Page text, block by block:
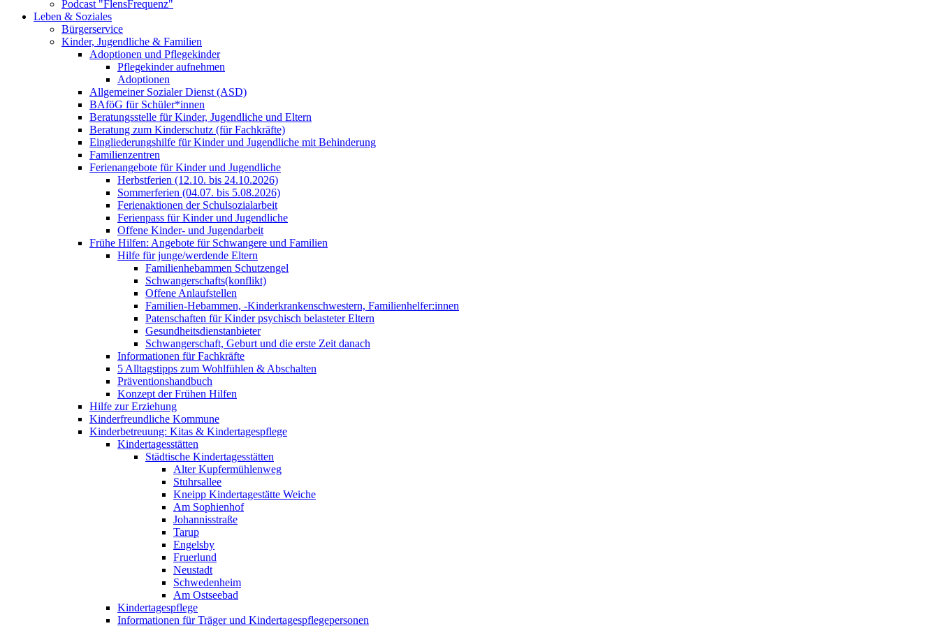
Podcast "FlensFrequenz"
Leben & Soziales
Bürgerservice
Kinder, Jugendliche & Familien
Adoptionen und Pflegekinder
Pflegekinder aufnehmen
Adoptionen
Allgemeiner Sozialer Dienst (ASD)
BAföG für Schüler*innen
Beratungsstelle für Kinder, Jugendliche und Eltern
Beratung zum Kinderschutz (für Fachkräfte)
Eingliederungshilfe für Kinder und Jugendliche mit Behinderung
Familienzentren
Ferienangebote für Kinder und Jugendliche
Herbstferien (12.10. bis 24.10.2026)
Sommerferien (04.07. bis 5.08.2026)
Ferienaktionen der Schulsozialarbeit
Ferienpass für Kinder und Jugendliche
Offene Kinder- und Jugendarbeit
Frühe Hilfen: Angebote für Schwangere und Familien
Hilfe für junge/werdende Eltern
Familienhebammen Schutzengel
Schwangerschafts(konflikt)
Offene Anlaufstellen
Familien-Hebammen, -Kinderkrankenschwestern, Familienhelfer:innen
Patenschaften für Kinder psychisch belasteter Eltern
Gesundheitsdienstanbieter
Schwangerschaft, Geburt und die erste Zeit danach
Informationen für Fachkräfte
5 Alltagstipps zum Wohlfühlen & Abschalten
Präventionshandbuch
Konzept der Frühen Hilfen
Hilfe zur Erziehung
Kinderfreundliche Kommune
Kinderbetreuung: Kitas & Kindertagespflege
Kindertagesstätten
Städtische Kindertagesstätten
Alter Kupfermühlenweg
Stuhrsallee
Kneipp Kindertagestätte Weiche
Am Sophienhof
Johannisstraße
Tarup
Engelsby
Fruerlund
Neustadt
Schwedenheim
Am Ostseebad
Kindertagespflege
Informationen für Träger und Kindertagespflegepersonen